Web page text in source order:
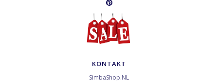
KONTAKT
SimbaShop.NL